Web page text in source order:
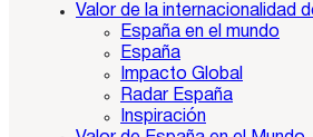
Valor de la internacionalidad
España en el mundo
España
Impacto Global
Radar España
Inspiración